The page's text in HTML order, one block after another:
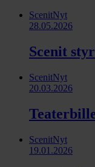
ScenitNyt
28.05.2026
Scenit
ScenitNyt
20.03.2026
ScenitNyt
19.01.2026